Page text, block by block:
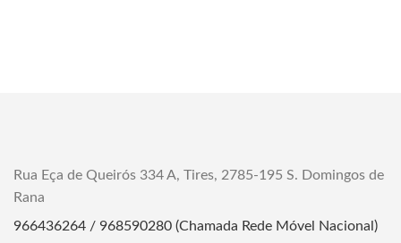
"Descubra a poderosa energia da
espiritualmente, proteja-se e
Rua Eça de Queirós 334 A, Tires, 2785-195 S. Domingos de
Rana
966436264 / 968590280 (Chamada Rede Móvel Nacional)